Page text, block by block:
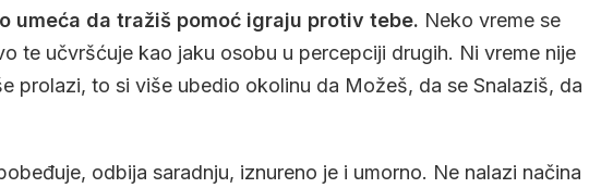
umeća da tražiš pomoć igraju protiv tebe. Neko vreme se
te učvršćuje kao jaku osobu u percepciji drugih. Ni vreme nije
prolazi, to si više ubedio okolinu da Možeš, da se Snalaziš, da
odbija saradnju, iznureno je i umorno. Ne nalazi načina